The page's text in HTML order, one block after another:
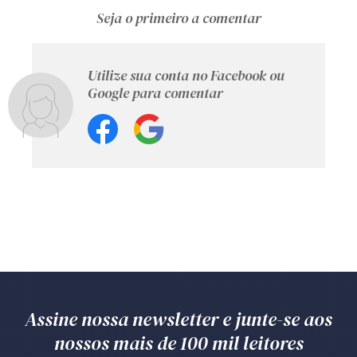
Seja o primeiro a comentar
Utilize sua conta no Facebook ou
Google para comentar
Assine nossa newsletter e junte-se aos
nossos mais de 100 mil leitores